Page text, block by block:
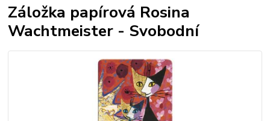
Záložka papírová Rosina
Wachtmeister - Svobodní